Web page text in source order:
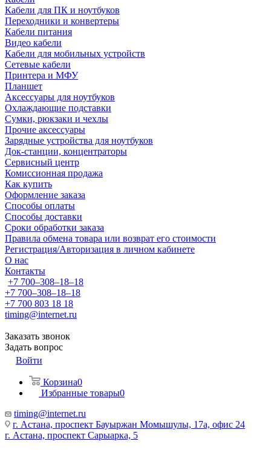
Кабели для ПК и ноутбуков
Переходники и конвертеры
Кабели питания
Видео кабели
Кабели для мобильных устройств
Сетевые кабели
Принтера и МФУ
Планшет
Аксессуары для ноутбуков
Охлаждающие подставки
Сумки, рюкзаки и чехлы
Прочие аксессуары
Зарядные устройства для ноутбуков
Док-станции, концентраторы
Сервисный центр
Комиссионная продажа
Как купить
Оформление заказа
Способы оплаты
Способы доставки
Сроки обработки заказа
Правила обмена товара или возврат его стоимости
Регистрация/Авторизация в личном кабинете
О нас
Контакты
+7 700‒308‒18‒18
+7 700‒308‒18‒18
+7 700 803 18 18
timing@internet.ru
Заказать звонок
Задать вопрос
Войти
Корзина0
Избранные товары0
timing@internet.ru
г. Астана, проспект Бауыржан Момышулы, 17а, офис 24
г. Астана, проспект Сарыарка, 5